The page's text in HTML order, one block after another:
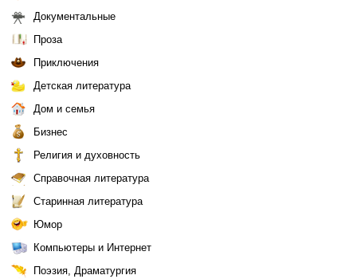
Документальные
Проза
Приключения
Детская литература
Дом и семья
Бизнес
Религия и духовность
Справочная литература
Старинная литература
Юмор
Компьютеры и Интернет
Поэзия, Драматургия